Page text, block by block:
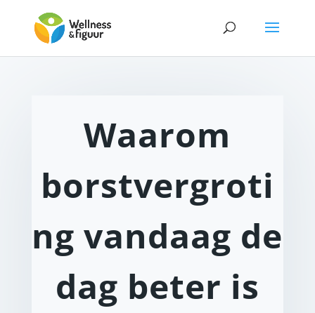
Waarom
borstvergroti
ng vandaag de
dag beter is